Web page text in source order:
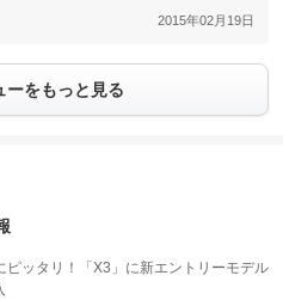
2015年02月19日
ーをもっと見る
ピッタリ！「X3」に新エントリーモデル